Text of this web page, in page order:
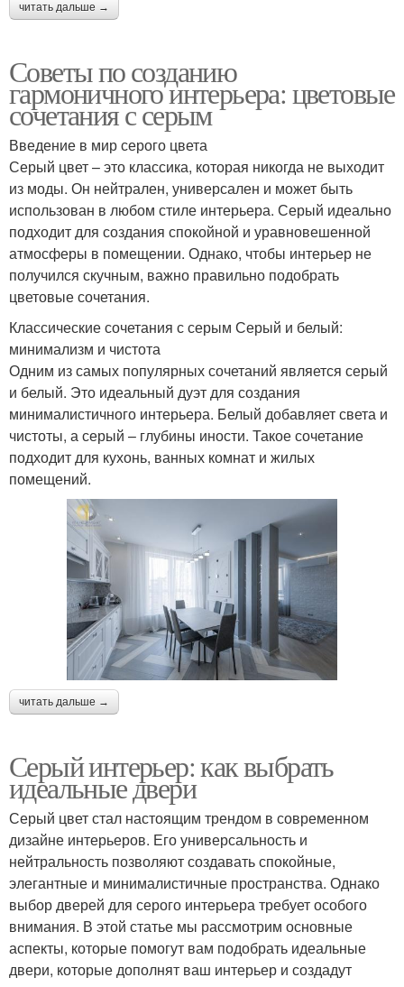
читать дальше →
Советы по созданию
гармоничного интерьера: цветовые
сочетания с серым
Введение в мир серого цвета
Серый цвет – это классика, которая никогда не выходит
из моды. Он нейтрален, универсален и может быть
использован в любом стиле интерьера. Серый идеально
подходит для создания спокойной и уравновешенной
атмосферы в помещении. Однако, чтобы интерьер не
получился скучным, важно правильно подобрать
цветовые сочетания.
Классические сочетания с серым Серый и белый:
минимализм и чистота
Одним из самых популярных сочетаний является серый
и белый. Это идеальный дуэт для создания
минималистичного интерьера. Белый добавляет света и
чистоты, а серый – глубины иности. Такое сочетание
подходит для кухонь, ванных комнат и жилых
помещений.
читать дальше →
Серый интерьер: как выбрать
идеальные двери
Серый цвет стал настоящим трендом в современном
дизайне интерьеров. Его универсальность и
нейтральность позволяют создавать спокойные,
элегантные и минималистичные пространства. Однако
выбор дверей для серого интерьера требует особого
внимания. В этой статье мы рассмотрим основные
аспекты, которые помогут вам подобрать идеальные
двери, которые дополнят ваш интерьер и создадут